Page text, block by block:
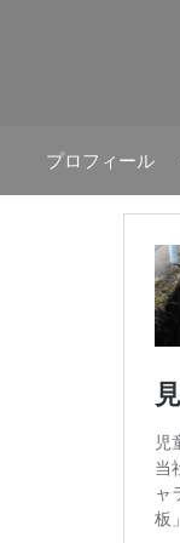
プロフィール